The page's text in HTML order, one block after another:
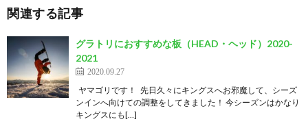
関連する記事
グラトリにおすすめな板（HEAD・ヘッド）2020-
2021
2020.09.27
ヤマゴリです！ 先日久々にキングスへお邪魔して、シーズ
ンインへ向けての調整をしてきました！ 今シーズンはかなり
キングスにも[…]